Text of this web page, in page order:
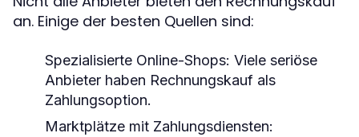
an. Einige der besten Quellen sind:
Spezialisierte Online-Shops: Viele seriöse
Anbieter haben Rechnungskauf als
Zahlungsoption.
Marktplätze mit Zahlungsdiensten: